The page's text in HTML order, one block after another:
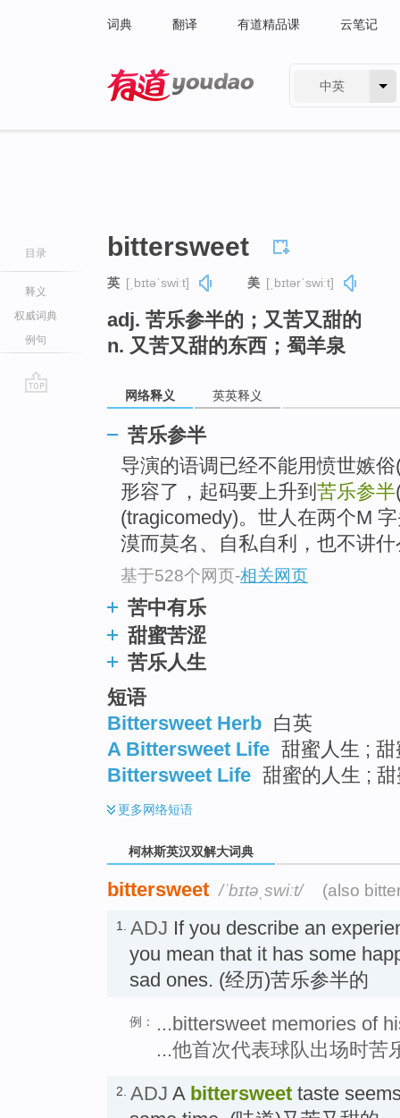
词典 翻译 有道精品课 云笔记
中英
目录
释义
权威词典
例句
bittersweet
英 [ˌbɪtəˈswiːt] 美 [ˌbɪtərˈswiːt]
adj. 苦乐参半的；又苦又甜的
n. 又苦又甜的东西；蜀羊泉
网络释义 英英释义
苦乐参半
导演的语调已经不能用愤世嫉
形容了，起码要上升到 苦乐参半
(tragicomedy)。世人在两个M
漠而莫名、自私自利，也不讲
基于528个网页-相关网页
苦中有乐
甜蜜苦涩
苦乐人生
短语
Bittersweet Herb 白英
A Bittersweet Life 甜蜜人生 ;
Bittersweet Life 甜蜜的人生 ;
更多网络短语
柯林斯英汉双解大词典
bittersweet /ˈbɪtəˌswiːt/ (also
1. ADJ If you describe an
you mean that it has some
sad ones. (经历)苦乐参半的
例：
...bittersweet memories of
...他首次代表球队出场时苦
2. ADJ A bittersweet taste